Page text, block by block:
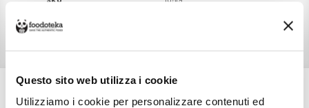
Questo sito web utilizza i cookie
Utilizziamo i cookie per personalizzare contenuti ed
TIPO DI CONFEZIONE